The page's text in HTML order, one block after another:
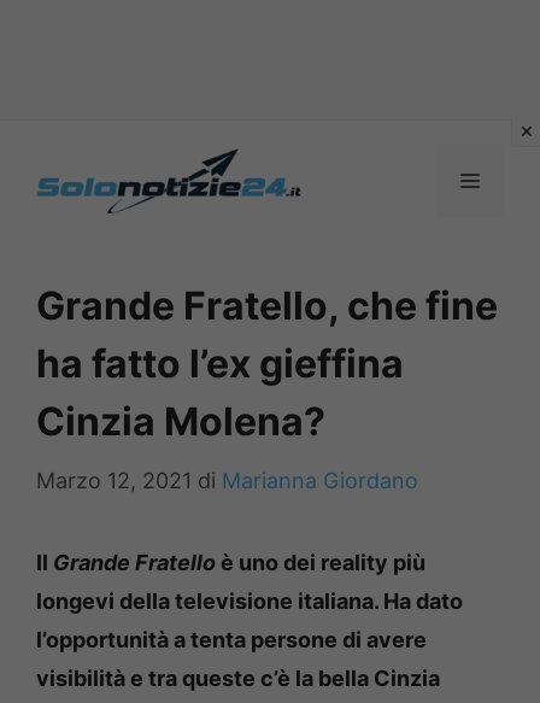
MENU
Grande Fratello, che fine
ha fatto l’ex gieffina
Cinzia Molena?
Marzo 12, 2021 di Marianna Giordano
Il Grande Fratello è uno dei reality più
longevi della televisione italiana. Ha dato
l’opportunità a tenta persone di avere
visibilità e tra queste c’è la bella Cinzia